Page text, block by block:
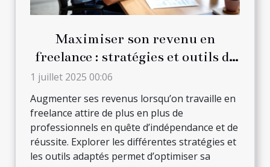
Maximiser son revenu en
freelance : stratégies et outils de
simulation
1 juillet 2025 00:06
Augmenter ses revenus lorsqu’on travaille en
freelance attire de plus en plus de
professionnels en quête d’indépendance et de
réussite. Explorer les différentes stratégies et
les outils adaptés permet d’optimiser sa